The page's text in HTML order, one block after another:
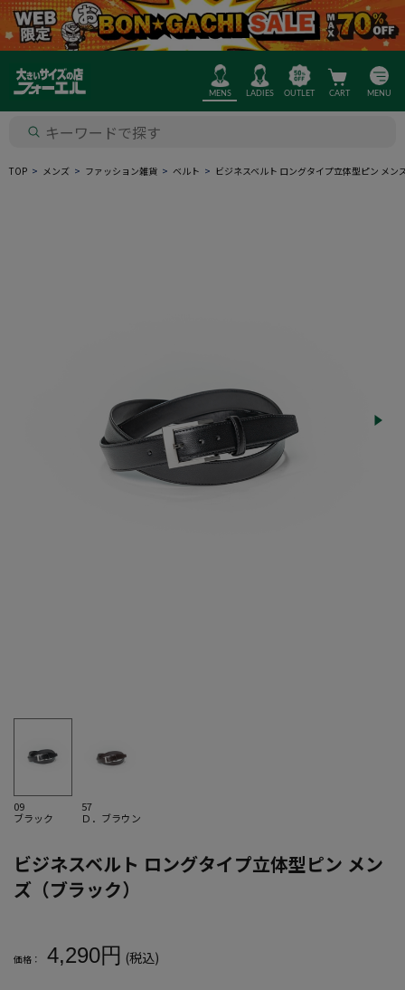
MENS LADIES OUTLET CART MENU
TOP メンズ ファッション雑貨 ベルト ビジネスベルト ロングタイプ立体型ピン メン
09
ブラック
57
Ｄ．ブラウン
ビジネスベルト ロングタイプ立体型ピン メン
ズ（ブラック）
価格： 4,290円 (税込)